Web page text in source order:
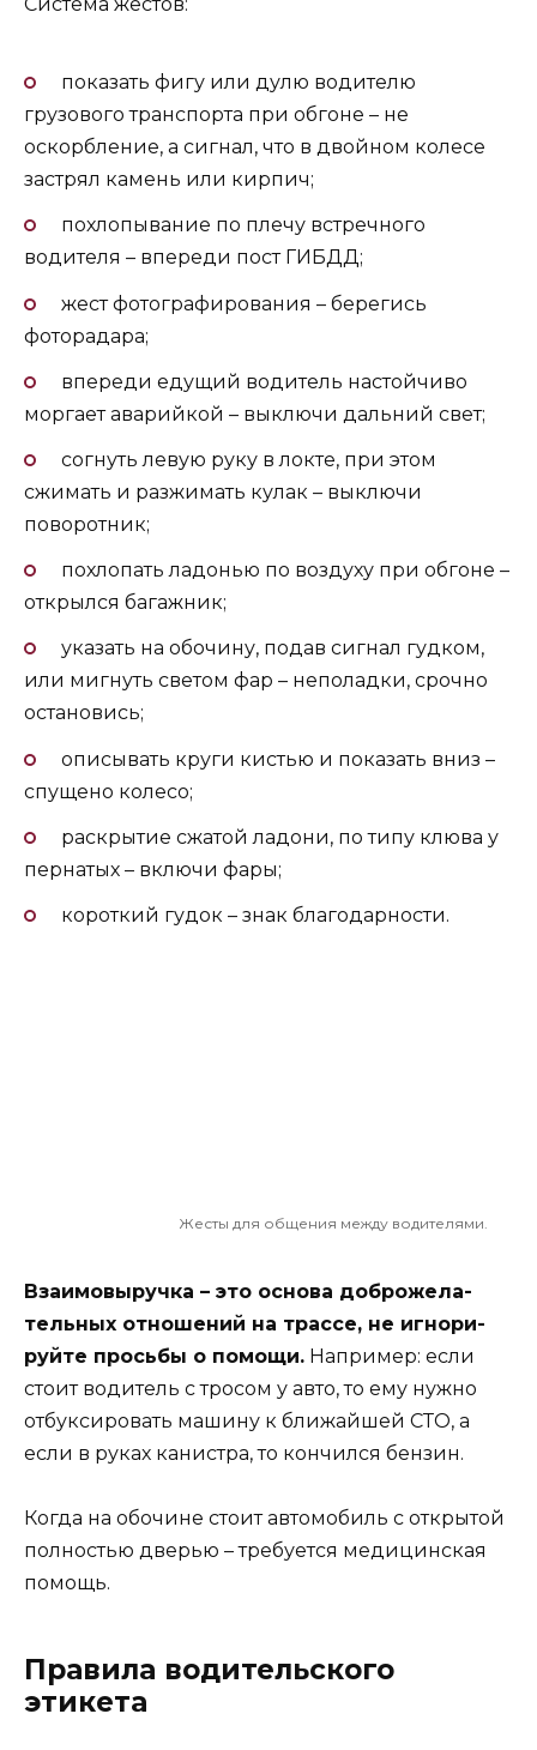
показать фигу или дулю водителю
грузового транспорта при обгоне – не
оскорбление, а сигнал, что в двойном колесе
застрял камень или кирпич;
похлопывание по плечу встречного
водителя – впереди пост ГИБДД;
жест фотографирования – берегись
фоторадара;
впереди едущий водитель настойчиво
моргает аварийкой – выключи дальний свет;
согнуть левую руку в локте, при этом
сжимать и разжимать кулак – выключи
поворотник;
похлопать ладонью по воздуху при обгоне –
открылся багажник;
указать на обочину, подав сигнал гудком,
или мигнуть светом фар – неполадки, срочно
остановись;
описывать круги кистью и показать вниз –
спущено колесо;
раскрытие сжатой ладони, по типу клюва у
пернатых – включи фары;
короткий гудок – знак благодарности.
Жесты для общения между водителями.
Взаимовыручка – это основа доброжела-
тельных отношений на трассе, не игнори-
руйте просьбы о помощи. Например: если
стоит водитель с тросом у авто, то ему нужно
отбуксировать машину к ближайшей СТО, а
если в руках канистра, то кончился бензин.
Когда на обочине стоит автомобиль с открытой
полностью дверью – требуется медицинская
помощь.
Правила водительского
этикета